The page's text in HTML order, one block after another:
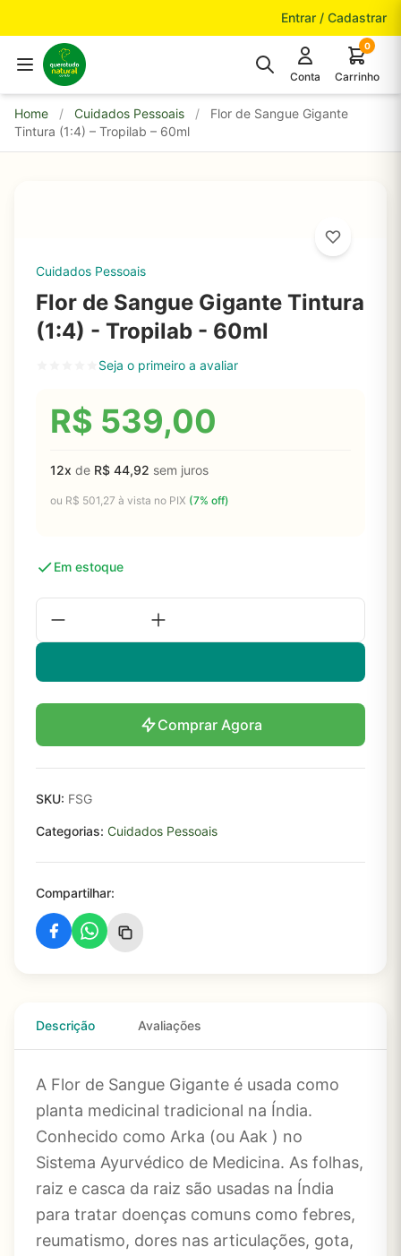
Entrar / Cadastrar
Conta
0
Carrinho
Home / Cuidados Pessoais /
Flor de Sangue Gigante
Tintura (1:4) – Tropilab – 60ml
Cuidados Pessoais
Flor de Sangue Gigante Tintura
(1:4) - Tropilab - 60ml
Seja o primeiro a avaliar
R$ 539,00
12x de R$ 44,92 sem juros
ou R$ 501,27 à vista no PIX (7% off)
Em estoque
Comprar Agora
SKU: FSG
Categorias: Cuidados Pessoais
Compartilhar:
Descrição Avaliações
A Flor de Sangue Gigante é usada como
planta medicinal tradicional na Índia.
Conhecido como Arka (ou Aak ) no
Sistema Ayurvédico de Medicina. As folhas,
raiz e casca da raiz são usadas na Índia
para tratar doenças comuns como febres,
reumatismo, dores nas articulações, gota,